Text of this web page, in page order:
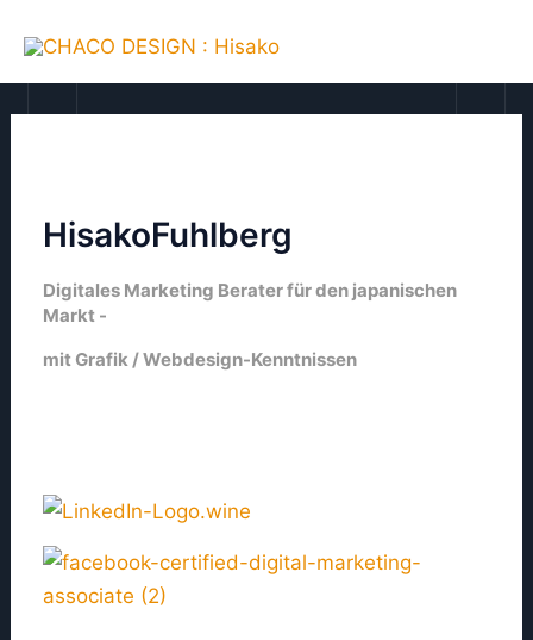
Inhalt
springen
HisakoFuhlberg
Digitales Marketing Berater für den japanischen
Markt -
mit Grafik / Webdesign-Kenntnissen